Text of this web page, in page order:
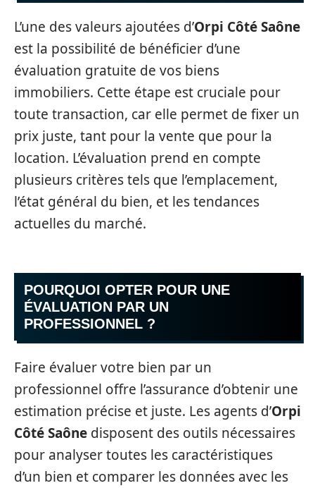
L’une des valeurs ajoutées d’Orpi Côté Saône
est la possibilité de bénéficier d’une
évaluation gratuite de vos biens
immobiliers. Cette étape est cruciale pour
toute transaction, car elle permet de fixer un
prix juste, tant pour la vente que pour la
location. L’évaluation prend en compte
plusieurs critères tels que l’emplacement,
l’état général du bien, et les tendances
actuelles du marché.
POURQUOI OPTER POUR UNE
ÉVALUATION PAR UN
PROFESSIONNEL ?
Faire évaluer votre bien par un
professionnel offre l’assurance d’obtenir une
estimation précise et juste. Les agents d’Orpi
Côté Saône disposent des outils nécessaires
pour analyser toutes les caractéristiques
d’un bien et comparer les données avec les